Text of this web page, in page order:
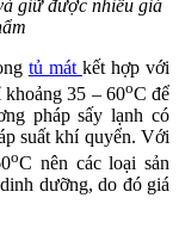
giữ được nhiều giá
tủ mát kết hợp với
35 – 60oC để
pháp sấy lạnh có
suất khí quyển. Với
oC nên các loại sản
dưỡng, do đó giá